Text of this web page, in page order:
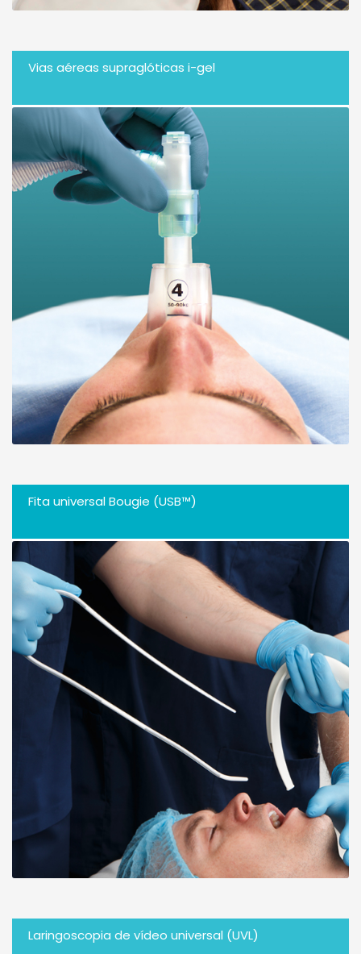
Vias aéreas supraglóticas i-gel
Fita universal Bougie (USB™)
Laringoscopia de vídeo universal (UVL)